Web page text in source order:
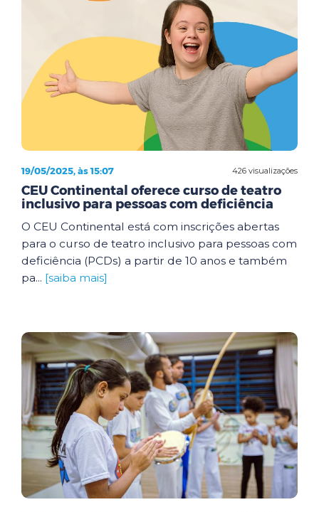
426 visualizações
19/05/2025, às 15:07
CEU Continental oferece curso de teatro
inclusivo para pessoas com deficiência
O CEU Continental está com inscrições abertas
para o curso de teatro inclusivo para pessoas com
deficiência (PCDs) a partir de 10 anos e também
pa... [saiba mais]